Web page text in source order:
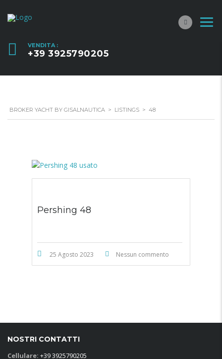
VENDITA :
+39 3925790205
BROKER YACHT BY GISALNAUTICA > LISTINGS > 48
Pershing 48
25 Agosto 2023 Nessun commento
NOSTRI CONTATTI
Cellulare: +39 3925790205